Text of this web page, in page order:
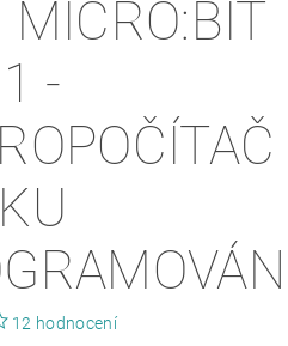
MICRO:BIT
-
12 hodnocení